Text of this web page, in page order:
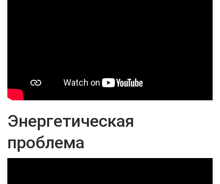
Энергетическая
проблема